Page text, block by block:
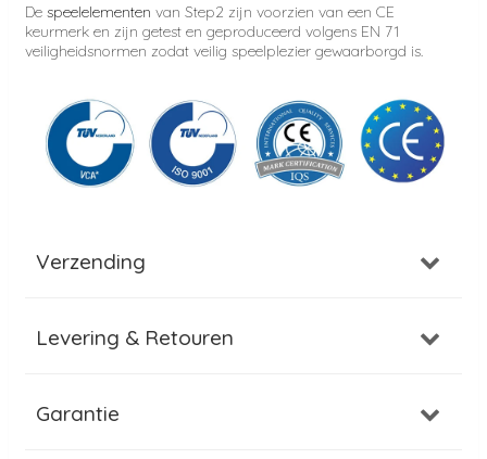
De speelelementen van Step2 zijn voorzien van een CE
keurmerk en zijn getest en geproduceerd volgens EN 71
veiligheidsnormen zodat veilig speelplezier gewaarborgd is.
Verzending
Levering & Retouren
Garantie